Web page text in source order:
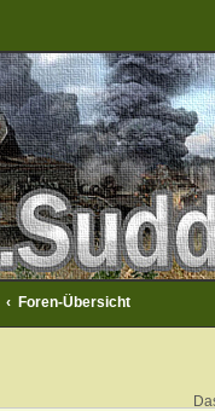
Foren-Übersicht